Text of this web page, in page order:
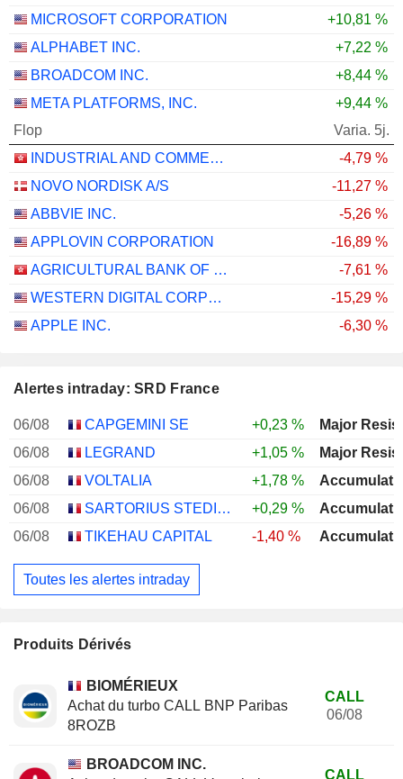
MICROSOFT CORPORATION
+10,81 %
ALPHABET INC.
+7,22 %
BROADCOM INC.
+8,44 %
META PLATFORMS, INC.
+9,44 %
Flop
Varia. 5j.
INDUSTRIAL AND COMMERCIAL BANK OF CHINA LIMITED
-4,79 %
NOVO NORDISK A/S
-11,27 %
ABBVIE INC.
-5,26 %
APPLOVIN CORPORATION
-16,89 %
AGRICULTURAL BANK OF CHINA LIMITED
-7,61 %
WESTERN DIGITAL CORPORATION
-15,29 %
APPLE INC.
-6,30 %
Alertes intraday: SRD France
06/08 CAPGEMINI SE +0,23 %
Major
06/08
LEGRAND +1,05 %
Major
06/08
VOLTALIA +1,78 %
06/08
SARTORIUS STEDIM BIOTECH +0,29 %
06/08
TIKEHAU CAPITAL -1,40 %
Toutes les alertes intraday
Produits Dérivés
BIOMÉRIEUX
Achat du turbo CALL BNP Paribas
8ROZB
CALL
06/08
BROADCOM INC.
CALL